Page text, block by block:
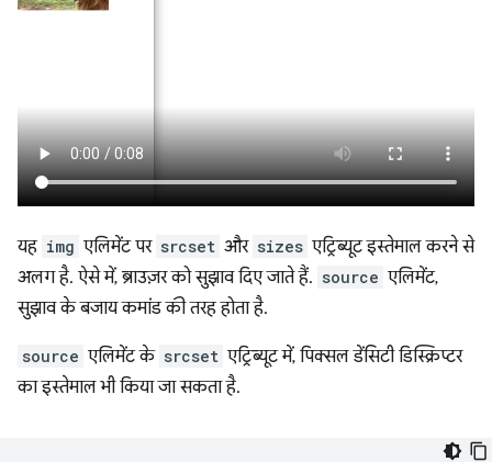
यह img एलिमेंट पर srcset और sizes एट्रिब्यूट इस्तेमाल करने से
अलग है. ऐसे में, ब्राउज़र को सुझाव दिए जाते हैं. source एलिमेंट,
सुझाव के बजाय कमांड की तरह होता है.
source एलिमेंट के srcset एट्रिब्यूट में, पिक्सल डेंसिटी डिस्क्रिप्टर
का इस्तेमाल भी किया जा सकता है.